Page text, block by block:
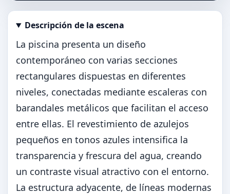
Abrir imagen en tamaño completo
Descripción de la escena
La piscina presenta un diseño
contemporáneo con varias secciones
rectangulares dispuestas en diferentes
niveles, conectadas mediante escaleras con
barandales metálicos que facilitan el acceso
entre ellas. El revestimiento de azulejos
pequeños en tonos azules intensifica la
transparencia y frescura del agua, creando
un contraste visual atractivo con el entorno.
La estructura adyacente, de líneas modernas